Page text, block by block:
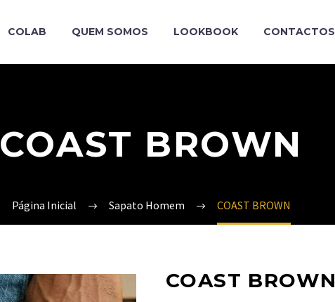
COLAB QUEM SOMOS LOOKBOOK CONTACTOS
COAST BROWN
Página Inicial Sapato Homem COAST BROWN
COAST BROWN